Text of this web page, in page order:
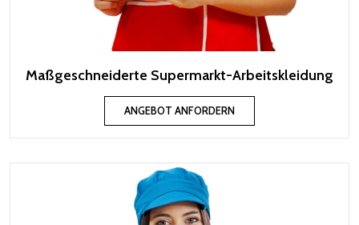
Maßgeschneiderte Supermarkt-Arbeitskleidung
ANGEBOT ANFORDERN